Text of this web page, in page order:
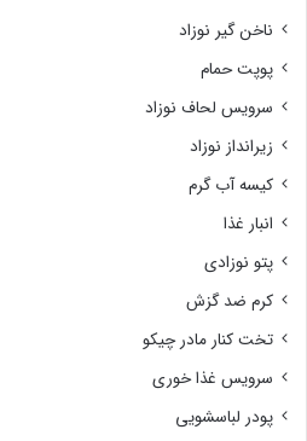
ناخن گیر نوزاد
پوپت حمام
سرویس لحاف نوزاد
زیرانداز نوزاد
کیسه آب گرم
انبار غذا
پتو نوزادی
کرم ضد گزش
تخت کنار مادر چیکو
سرویس غذا خوری
پودر لباسشویی